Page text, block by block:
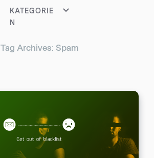
KATEGORIE
N
Tag Archives: Spam